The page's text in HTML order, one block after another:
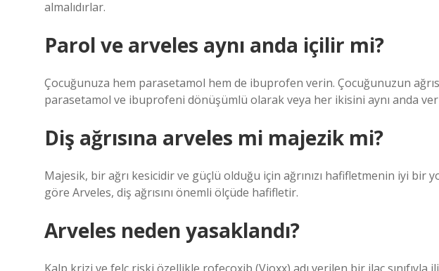
almalıdırlar.
Parol ve arveles aynı anda içilir mi?
Çocuğunuza hem parasetamol hem de ibuprofen verin. Çocuğunuzun
parasetamol ve ibuprofeni dönüşümlü olarak veya her ikisini aynı anda
Diş ağrısına arveles mi majezik mi?
Majesik, bir ağrı kesicidir ve güçlü olduğu için ağrınızı hafifletmenin iyi bir
göre Arveles, diş ağrısını önemli ölçüde hafifletir.
Arveles neden yasaklandı?